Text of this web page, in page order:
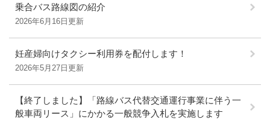
乗合バス路線図の紹介
2026年6月16日更新
妊産婦向けタクシー利用券を配付します！
2026年5月27日更新
【終了しました】「路線バス代替交通運行事業に伴う一
般車両リース」にかかる一般競争入札を実施します